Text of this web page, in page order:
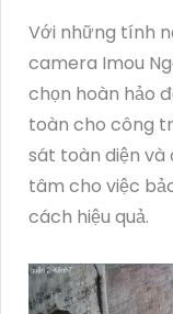
Với những tính
camera Imou
chọn hoàn hảo
toàn cho công
sát toàn diện và
tâm cho việc
cách hiệu quả.